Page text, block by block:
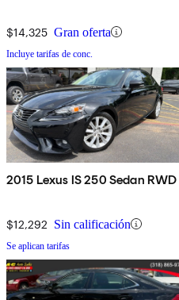
$14,325 Gran oferta
Incluye tarifas de conc.
2015 Lexus IS 250 Sedan RWD
$12,292 Sin calificación
Se aplican tarifas